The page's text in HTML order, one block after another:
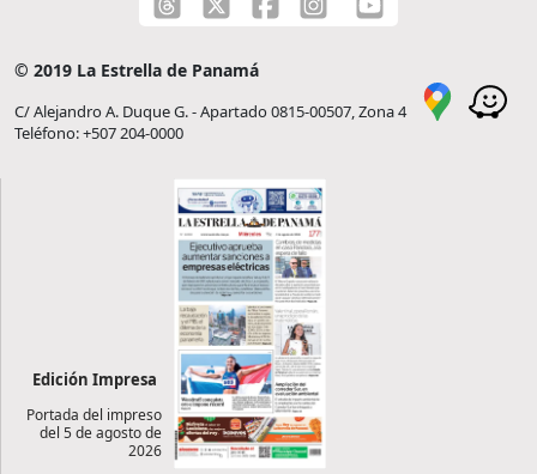
© 2019 La Estrella de Panamá
C/ Alejandro A. Duque G. - Apartado 0815-00507, Zona 4
Teléfono: +507 204-0000
Edición Impresa
Portada del impreso
del 5 de agosto de
2026